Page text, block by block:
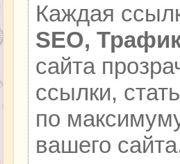
Каждая
SEO,
сайта
ссылки,
по
вашего